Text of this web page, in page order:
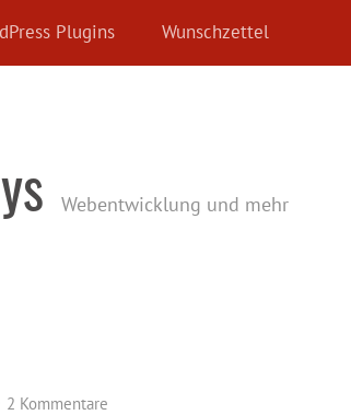
Plugins Wunschzettel
Webentwicklung und mehr
2 Kommentare